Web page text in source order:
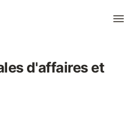
d'affaires et